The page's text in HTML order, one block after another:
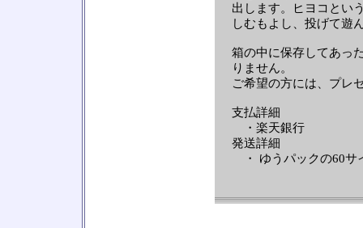
出します。ヒヨコとい
しむもよし、投げて遊
箱の中に保存してあっ
りません。
ご希望の方には、プレ
支払詳細
・楽天銀行
発送詳細
・ ゆうパックの60サ